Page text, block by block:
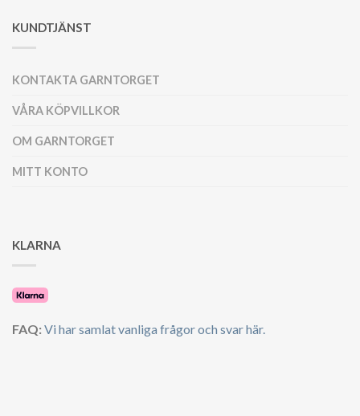
KUNDTJÄNST
KONTAKTA GARNTORGET
VÅRA KÖPVILLKOR
OM GARNTORGET
MITT KONTO
KLARNA
FAQ:Vi har samlat vanliga frågor och svar här.